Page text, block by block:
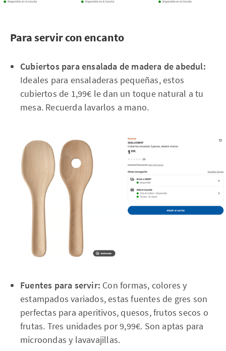
Para servir con encanto
Cubiertos para ensalada de madera de abedul:
Ideales para ensaladeras pequeñas, estos
cubiertos de 1,99€ le dan un toque natural a tu
mesa. Recuerda lavarlos a mano.
Fuentes para servir: Con formas, colores y
estampados variados, estas fuentes de gres son
perfectas para aperitivos, quesos, frutos secos o
frutas. Tres unidades por 9,99€. Son aptas para
microondas y lavavajillas.